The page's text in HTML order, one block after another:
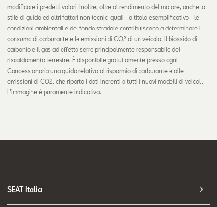
modificare i predetti valori. Inoltre, oltre al rendimento del motore, anche lo
stile di guida ed altri fattori non tecnici quali - a titolo esemplificativo - le
condizioni ambientali e del fondo stradale contribuiscono a determinare il
consumo di carburante e le emissioni di CO2 di un veicolo. Il biossido di
carbonio e il gas ad effetto serra principalmente responsabile del
riscaldamento terrestre. È disponibile gratuitamente presso ogni
Concessionaria una guida relativa al risparmio di carburante e alle
emissioni di CO2, che riporta i dati inerenti a tutti i nuovi modelli di veicoli.
L’immagine è puramente indicativa.
SEAT Italia